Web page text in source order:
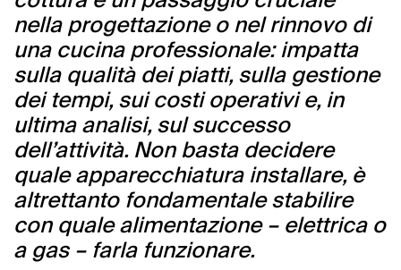
nella progettazione o nel rinnovo di
una cucina professionale: impatta
sulla qualità dei piatti, sulla gestione
dei tempi, sui costi operativi e, in
ultima analisi, sul successo
dell’attività. Non basta decidere
quale apparecchiatura installare, è
altrettanto fondamentale stabilire
con quale alimentazione – elettrica o
a gas – farla funzionare.